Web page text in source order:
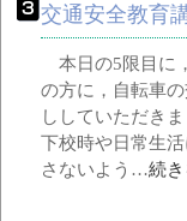
交通安全教育
本日の5限目に
の方に，自転車
ししていただき
下校時や日常生
さないよう…続